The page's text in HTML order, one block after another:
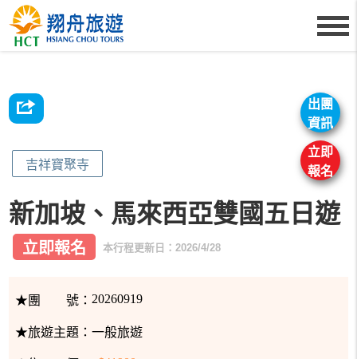
出團
資訊
立即
報名
吉祥寶聚寺
新加坡、馬來西亞雙國五日遊
立即報名 本行程更新日：2026/4/28
★團 號：20260919
★旅遊主題：一般旅遊